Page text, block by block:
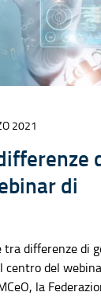
2021
di
tra differenze di
centro del
la